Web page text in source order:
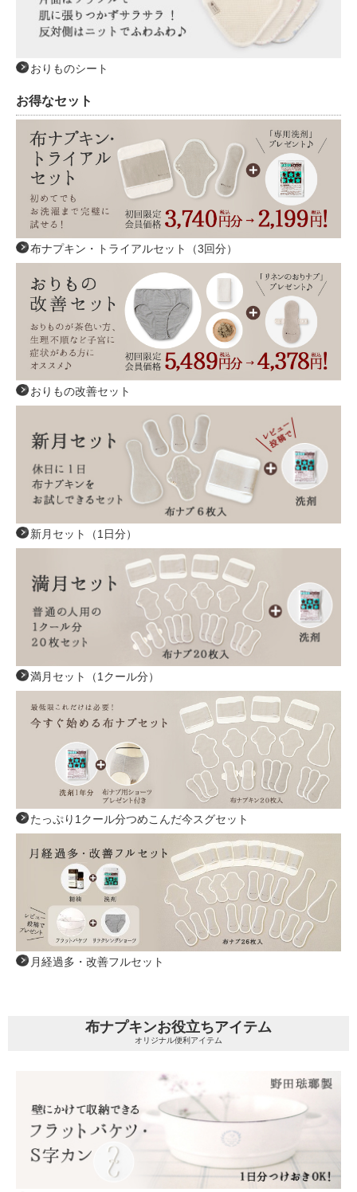
おりものシート
お得なセット
布ナプキン・トライアルセット（3回分）
おりもの改善セット
新月セット（1日分）
満月セット（1クール分）
たっぷり1クール分つめこんだ今スグセット
月経過多・改善フルセット
布ナプキンお役立ちアイテム
オリジナル便利アイテム